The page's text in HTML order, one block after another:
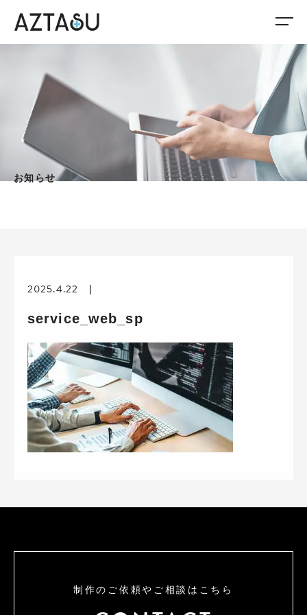
お知らせ
2025.4.22
service_web_sp
制作のご依頼やご相談はこちら